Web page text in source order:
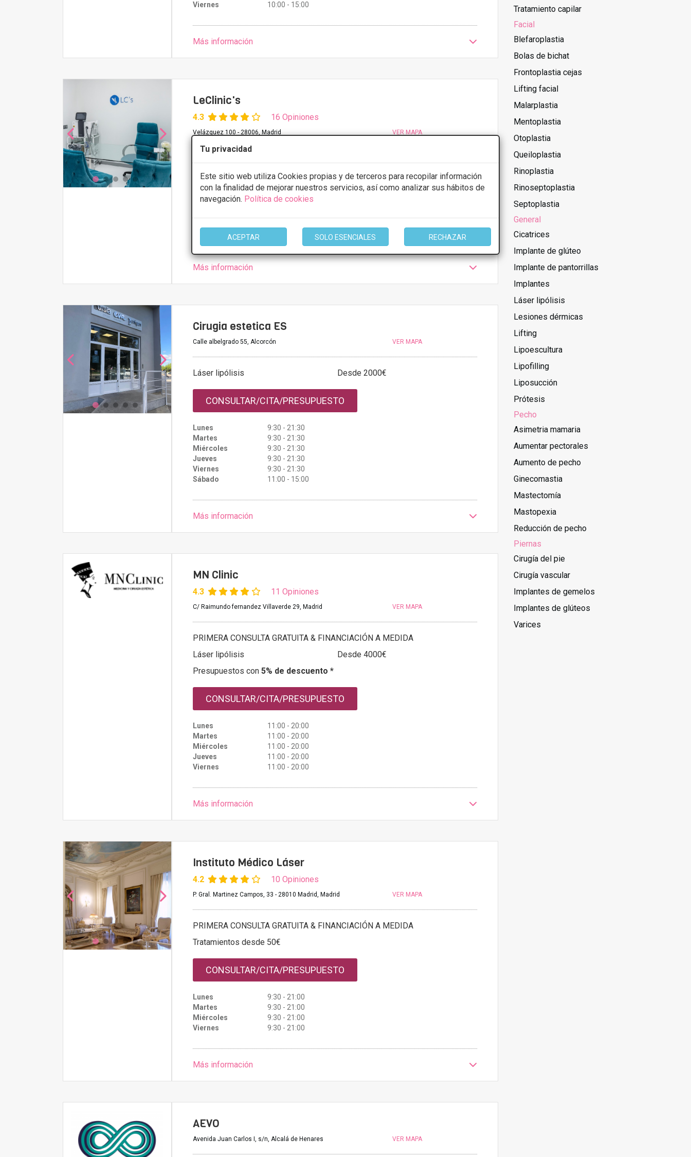
Tu privacidad
Este sitio web utiliza Cookies propias y de terceros para recopilar información
con la finalidad de mejorar nuestros servicios, así como analizar sus hábitos de
navegación. Política de cookies
ACEPTAR SOLO ESENCIALES RECHAZAR
Viernes
10:00 - 15:00
Más información
LeClinic's
4.3 16 Opiniones
Velázquez 100 - 28006, Madrid VER MAPA
PRIMERA CONSULTA GRATUITA & FINANCIACIÓN A MEDIDA
Láser lipólisis
Desde 5000€
Presupuestos con5% de descuento *
Más información
Cirugia estetica ES
Calle albelgrado 55, Alcorcón VER MAPA
Láser lipólisis Desde 2000€
CONSULTAR/CITA/PRESUPUESTO
Lunes
9:30 - 21:30
Martes
9:30 - 21:30
Miércoles
9:30 - 21:30
Jueves
9:30 - 21:30
Viernes
9:30 - 21:30
Sábado
11:00 - 15:00
Más información
MN Clinic
4.3 11 Opiniones
C/ Raimundo fernandez Villaverde 29, Madrid VER MAPA
PRIMERA CONSULTA GRATUITA & FINANCIACIÓN A MEDIDA
Láser lipólisis
Desde 4000€
Presupuestos con 5% de descuento *
CONSULTAR/CITA/PRESUPUESTO
Lunes
11:00 - 20:00
Martes
11:00 - 20:00
Miércoles
11:00 - 20:00
Jueves
11:00 - 20:00
Viernes
11:00 - 20:00
Más información
Instituto Médico Láser
4.2 10 Opiniones
P. Gral. Martinez Campos, 33 - 28010 Madrid, Madrid VER MAPA
PRIMERA CONSULTA GRATUITA & FINANCIACIÓN A MEDIDA
Tratamientos desde 50€
CONSULTAR/CITA/PRESUPUESTO
Lunes
9:30 - 21:00
Martes
9:30 - 21:00
Miércoles
9:30 - 21:00
Viernes
9:30 - 21:00
Más información
AEVO
Avenida Juan Carlos I, s/n, Alcalá de Henares VER MAPA
Tratamiento capilar
Facial
Blefaroplastia
Bolas de bichat
Frontoplastia cejas
Lifting facial
Malarplastia
Mentoplastia
Otoplastia
Queiloplastia
Rinoplastia
Rinoseptoplastia
Septoplastia
General
Cicatrices
Implante de glúteo
Implante de pantorrillas
Implantes
Láser lipólisis
Lesiones dérmicas
Lifting
Lipoescultura
Lipofilling
Liposucción
Prótesis
Pecho
Asimetria mamaria
Aumentar pectorales
Aumento de pecho
Ginecomastia
Mastectomía
Mastopexia
Reducción de pecho
Piernas
Cirugía del pie
Cirugía vascular
Implantes de gemelos
Implantes de glúteos
Varices